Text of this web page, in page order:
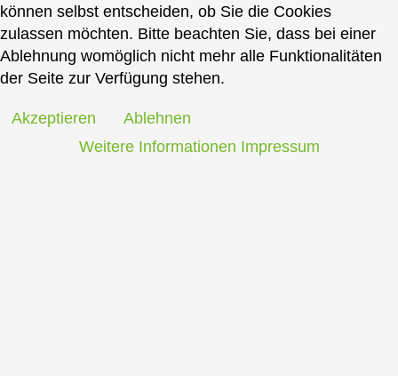
können selbst entscheiden, ob Sie die Cookies
zulassen möchten. Bitte beachten Sie, dass bei einer
Ablehnung womöglich nicht mehr alle Funktionalitäten
der Seite zur Verfügung stehen.
Akzeptieren
Ablehnen
Weitere Informationen Impressum